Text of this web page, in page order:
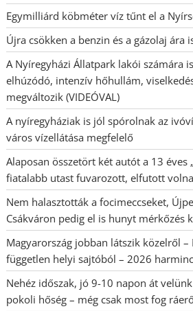
Egymilliárd köbméter víz tűnt el a
Újra csökken a benzin és a gázolaj ára
A Nyíregyházi Állatpark lakói számára
elhúzódó, intenzív hőhullám,
megváltozik (VIDEÓVAL)
A nyíregyháziak is jól spórolnak az
város vízellátása megfelelő
Alaposan összetört két autót a 13 éves
fiatalabb utast fuvarozott, elfutott
Nem halasztották a focimeccseket,
Csákváron pedig el is hunyt mérkőzés
Magyarország jobban látszik közelről –
független helyi sajtóból – 2026
Nehéz időszak, jó 9-10 napon át
pokoli hőség – még csak most fog